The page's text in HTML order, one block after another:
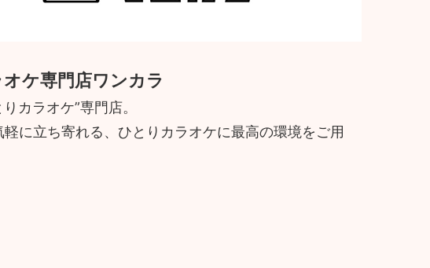
ケ専門店ワンカラ
カラオケ”専門店。
軽に立ち寄れる、ひとりカラオケに最高の環境をご用